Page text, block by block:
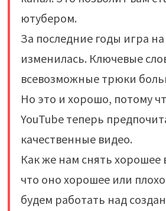
ютубером.
За последние годы игра
изменилась. Ключевые
всевозможные трюки
Но это и хорошо, потому
YouTube теперь
качественные видео.
Как же нам снять хорошее
что оно хорошее или
будем работать над